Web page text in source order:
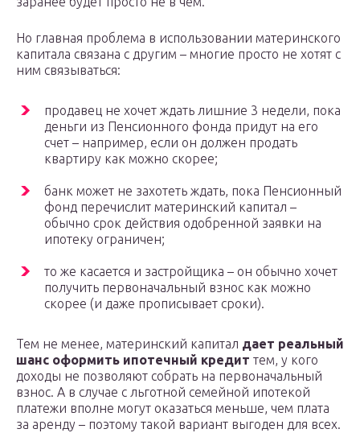
Но главная проблема в использовании материнского
капитала связана с другим – многие просто не хотят с
ним связываться:
продавец не хочет ждать лишние 3 недели, пока
деньги из Пенсионного фонда придут на его
счет – например, если он должен продать
квартиру как можно скорее;
банк может не захотеть ждать, пока Пенсионный
фонд перечислит материнский капитал –
обычно срок действия одобренной заявки на
ипотеку ограничен;
то же касается и застройщика – он обычно хочет
получить первоначальный взнос как можно
скорее (и даже прописывает сроки).
Тем не менее, материнский капитал дает реальный
шанс оформить ипотечный кредит тем, у кого
доходы не позволяют собрать на первоначальный
взнос. А в случае с льготной семейной ипотекой
платежи вполне могут оказаться меньше, чем плата
за аренду – поэтому такой вариант выгоден для всех.